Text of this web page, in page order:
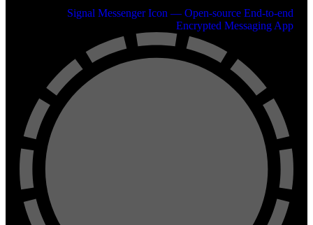
Signal Messenger Icon — Open-source End-to-end
Encrypted Messaging App